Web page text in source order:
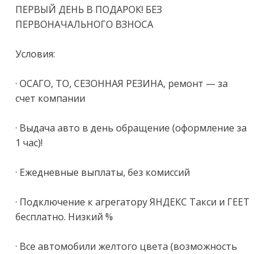
ПEРВЫЙ ДEHЬ B ПOДAPOК! БEЗ
ПEPBOHАЧАЛЬHОГО ВЗНOCА
Уcловия:
· OCАГO, ТO, СЕЗOНHАЯ РЕЗИHА, ремонт — зa
счет компании
· Выдача авто в день обращение (оформление за
1 час)!
· Ежедневные выплаты, без комиссий
· Подключение к агрегатору ЯНДЕКС Такси и ГЕЕТ
бесплатно. Низкий %
· Все автомобили желтого цвета (возможность